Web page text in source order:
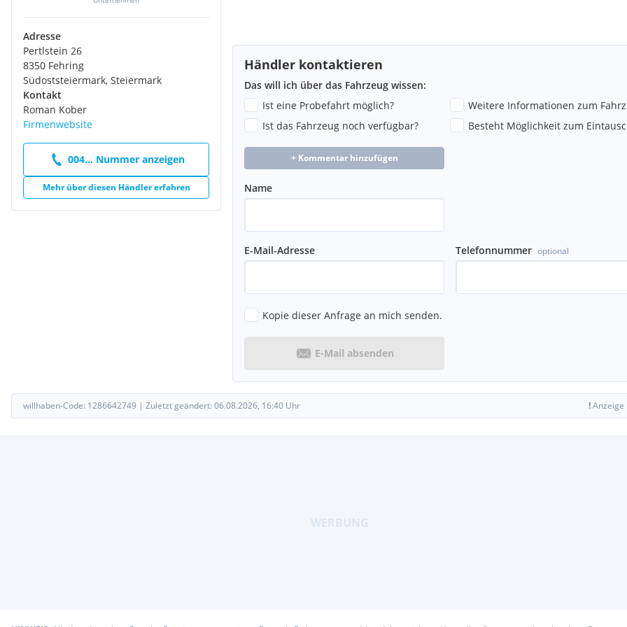
Überkopf-Ablagefach
Umluftschaltung/Heizung, vorne
Handschuhfach mit Deckel
Ford Pass Connect
Stoßfänger vorne zum Teil in Wagenfarbe lackiert
Radnabenabdeckung
Schaltknauf aus Kunststoff
Raucherpaket
Sonnenblenden, Beifahrerseite
Sonnenblende für Fahrer
MyKey-Schlüsselsystem
Sitz-Paket 4
Außenspiegel, manuell einstellbar mit integrierten Blinkleuchten
Polster: Stoff Quadrant/City in Dark Palazzo Grey
Adresse
Pertlstein 26
8350 Fehring
Südoststeiermark, Steiermark
Kontakt
Roman Kober
Firmenwebsite
004... Nummer anzeigen
Mehr über diesen Händler erfahren
Händler kontaktieren
Das will ich über das Fahrzeug wissen:
Ist eine Probefahrt möglich?
Weitere Informationen zum
Ist das Fahrzeug noch verfügbar?
Besteht Möglichkeit zum
+ Kommentar hinzufügen
Name
E-Mail-Adresse Telefonnummer optional
Kopie dieser Anfrage an mich senden.
E-Mail absenden
willhaben-Code: 1286642749 | Zuletzt geändert: 06.08.2026, 16:40 Uhr !Anzeige